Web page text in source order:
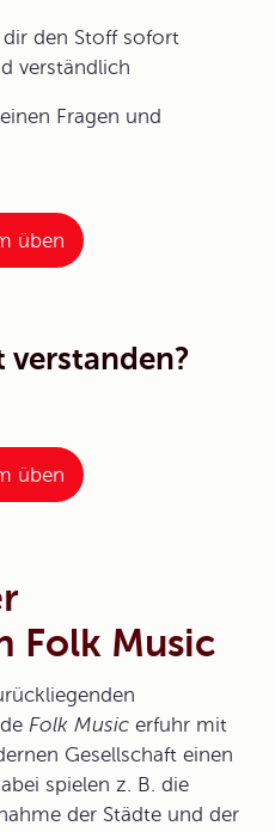
den Stoff sofort
verständlich
Fragen und
üben
verstanden?
üben
Folk Music
Folk Music erfuhr mit
Gesellschaft einen
spielen z. B. die
der Städte und der